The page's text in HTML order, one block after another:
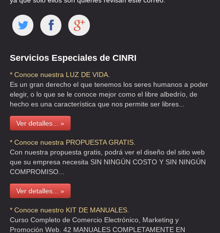
Servicios Especiales de CINRI
* Conoce nuestra LUZ DE VIDA.
Es un gran derecho el que tenemos los seres humanos a poder
elegir, o lo que se le conoce mejor como el libre albedrío, de
hecho es una característica que nos permite ser libres...
Ver detalles... »
* Conoce nuestra PROPUESTA GRATIS.
Con nuestra propuesta gratis, podrá ver el diseño del sitio web
que su empresa necesita SIN NINGÚN COSTO Y SIN NINGÚN
COMPROMISO...
Ver detalles... »
* Conoce nuestro KIT DE MANUALES.
Curso Completo de Comercio Electrónico, Marketing y
Promoción Web. 42 MANUALES COMPLETAMENTE EN